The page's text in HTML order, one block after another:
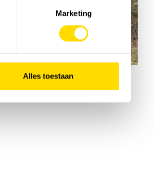
Marketing
Alles toestaan